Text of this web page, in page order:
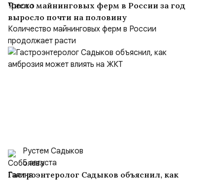
Число майнинговых ферм в России за год
выросло почти на половину
Количество майнинговых ферм в России
продолжает расти
Рустем Садыков
5 августа
Гастроэнтеролог Садыков объяснил, как